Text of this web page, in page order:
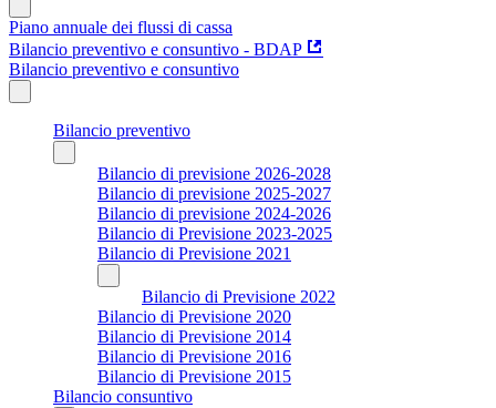
Piano annuale dei flussi di cassa
Bilancio preventivo e consuntivo - BDAP
Bilancio preventivo e consuntivo
Bilancio preventivo
Bilancio di previsione 2026-2028
Bilancio di previsione 2025-2027
Bilancio di previsione 2024-2026
Bilancio di Previsione 2023-2025
Bilancio di Previsione 2021
Bilancio di Previsione 2022
Bilancio di Previsione 2020
Bilancio di Previsione 2014
Bilancio di Previsione 2016
Bilancio di Previsione 2015
Bilancio consuntivo